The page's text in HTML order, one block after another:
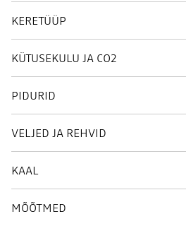
KERETÜÜP
KÜTUSEKULU JA CO2
PIDURID
VELJED JA REHVID
KAAL
MÕÕTMED